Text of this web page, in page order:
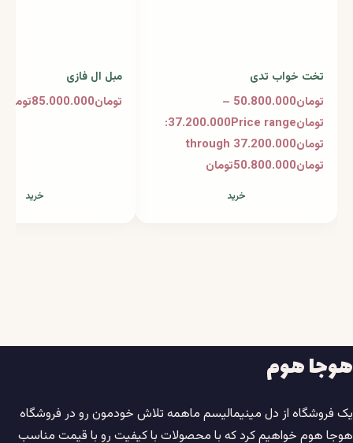
تخت خواب تدی
تومان50.800.000 –
تومان37.200.000Price range:
تومان37.200.000 through
تومان50.800.000تومان
خرید
مبل ال فازی
تومان85.000.000تومان
خرید
هوجا هوم
یک فروشگاه از دل مینیمالیسم ماهمه تلاش خودمون رو در فروشگاه
هوجا هوم خواهیم کرد که با محصولات با کیفیت رو با قیمت مناسب